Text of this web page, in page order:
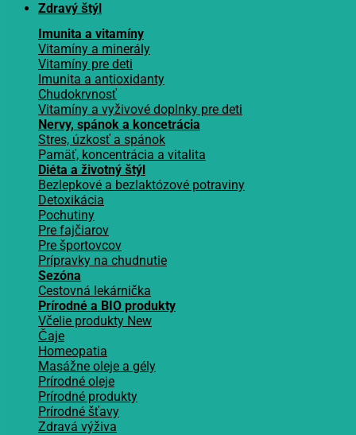
Zdravý štýl
Imunita a vitamíny
Vitamíny a minerály
Vitamíny pre deti
Imunita a antioxidanty
Chudokrvnosť
Vitamíny a vyživové doplnky pre deti
Nervy, spánok a koncetrácia
Stres, úzkosť a spánok
Pamäť, koncentrácia a vitalita
Diéta a životný štýl
Bezlepkové a bezlaktózové potraviny
Detoxikácia
Pochutiny
Pre fajčiarov
Pre športovcov
Prípravky na chudnutie
Sezóna
Cestovná lekárnička
Prírodné a BIO produkty
Včelie produkty
Čaje
Homeopatia
Masážne oleje a gély
Prírodné oleje
Prírodné produkty
Prírodné šťavy
Zdravá výživa